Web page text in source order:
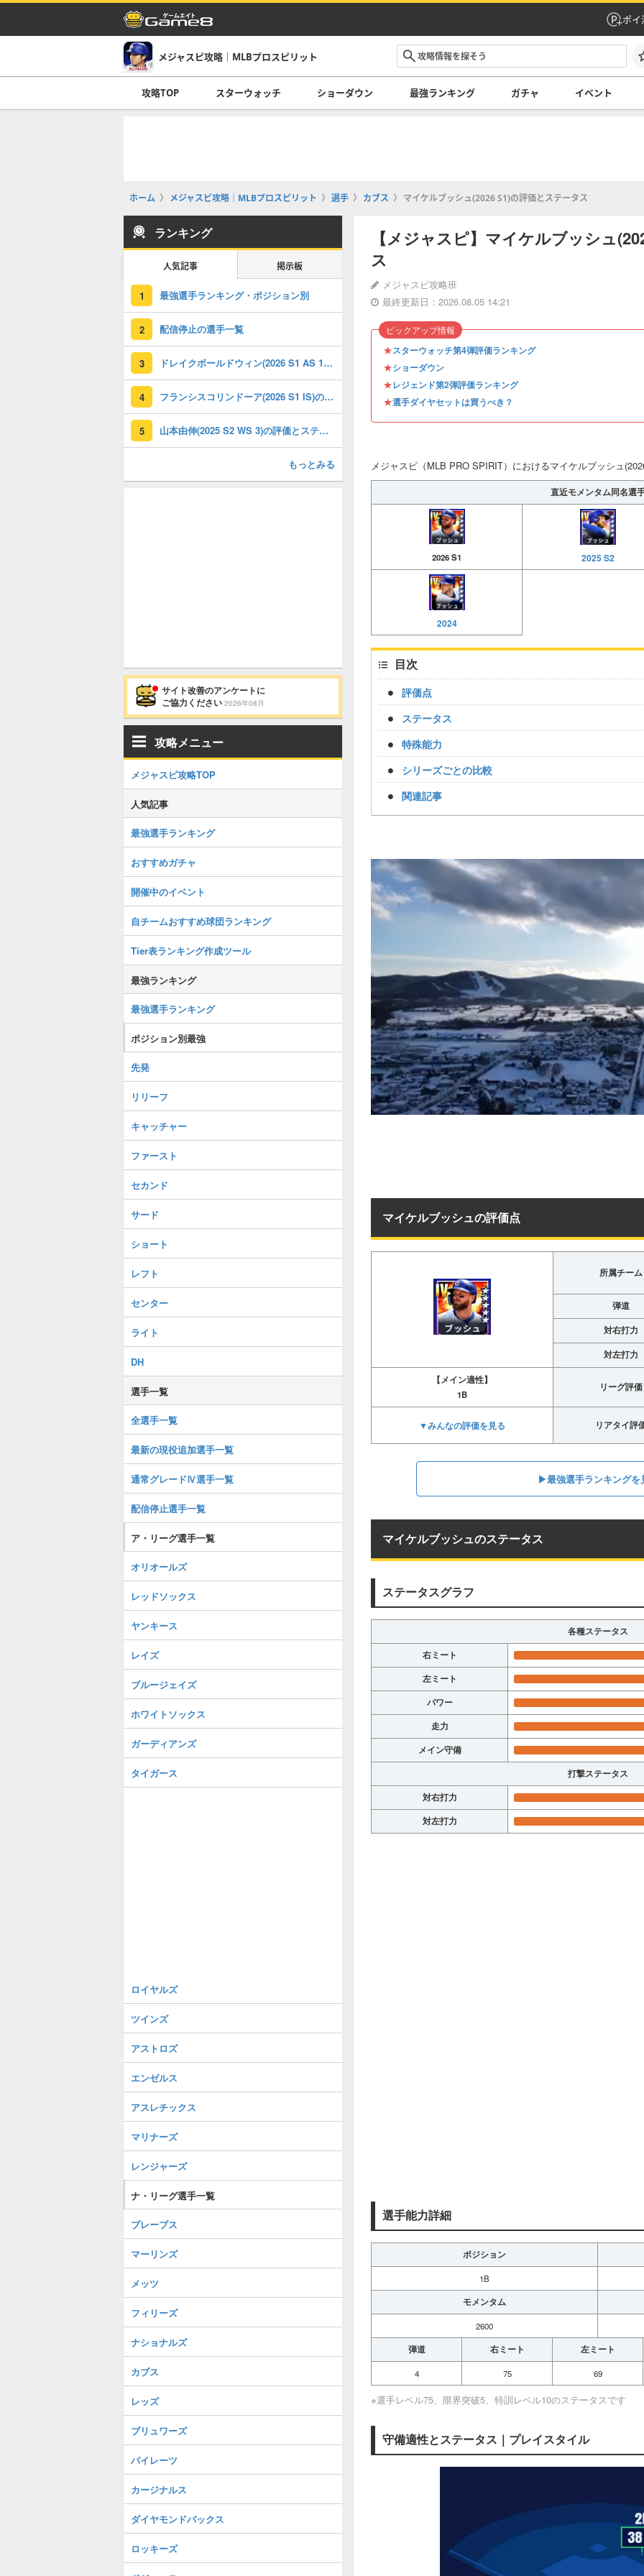
ポイ
メジャスピ攻略｜MLBプロスピリット
攻略TOP スターウォッチ ショーダウン 最強ランキング ガチャ イベント
ホーム メジャスピ攻略｜MLBプロスピリット 選手 カブス マイケルブッシュ(2026 S1)の評価とステータス
【メジャスピ】マイケルブッシュ
ス
メジャスピ攻略班
最終更新日：2026.08.05 14:21
★スターウォッチ第4弾評価ランキング
★ショーダウン
★レジェンド第2弾評価ランキング
★選手ダイヤセットは買うべき？
ピックアップ情報
メジャスピ（MLB PRO SPIRIT）におけるマイケルブッシュ
直近モメンタム同名選
2026 S1 2025 S2
2024
目次
評価点
ステータス
特殊能力
シリーズごとの比較
関連記事
マイケルブッシュの評価点
所属チーム
弾道
対右打力
対左打力
【メイン適性】
1B
リーグ評価
▼みんなの評価を見る リアタイ評
▶︎最強選手ランキングを
マイケルブッシュのステータス
ステータスグラフ
各種ステータス
右ミート
左ミート
パワー
走力
メイン守備
打撃ステータス
対右打力
対左打力
選手能力詳細
ポジション
1B
モメンタム
2600
弾道 右ミート 左ミート
4 75 69
※選手レベル75、限界突破5、特訓レベル10のステータスです
守備適性とステータス｜プレイスタイル
ランキング
人気記事 掲示板
1 最強選手ランキング・ポジション別
2 配信停止の選手一覧
3 ドレイクボールドウィン(2026 S1 AS 1)の評価とステータス
4 フランシスコリンドーア(2026 S1 IS)の評価とステータス
5 山本由伸(2025 S2 WS 3)の評価とステータス
もっとみる
サイト改善のアンケートに
ご協力ください 2026年08月
攻略メニュー
メジャスピ攻略TOP
人気記事
最強選手ランキング
おすすめガチャ
開催中のイベント
自チームおすすめ球団ランキング
Tier表ランキング作成ツール
最強ランキング
最強選手ランキング
ポジション別最強
先発
リリーフ
キャッチャー
ファースト
セカンド
サード
ショート
レフト
センター
ライト
DH
選手一覧
全選手一覧
最新の現役追加選手一覧
通常グレードⅣ選手一覧
配信停止選手一覧
ア・リーグ選手一覧
オリオールズ
レッドソックス
ヤンキース
レイズ
ブルージェイズ
ホワイトソックス
ガーディアンズ
タイガース
ロイヤルズ
ツインズ
アストロズ
エンゼルス
アスレチックス
マリナーズ
レンジャーズ
ナ・リーグ選手一覧
ブレーブス
マーリンズ
メッツ
フィリーズ
ナショナルズ
カブス
レッズ
ブリュワーズ
パイレーツ
カージナルス
ダイヤモンドバックス
ロッキーズ